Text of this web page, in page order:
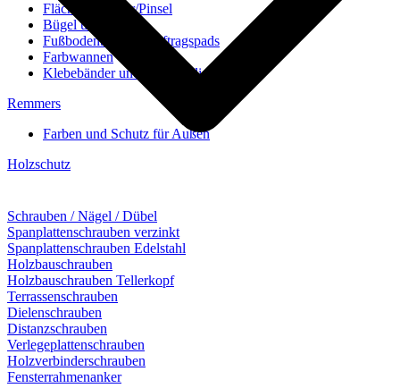
Flächenstreicher/Pinsel
Bügel und Rollen
Fußbodenbürsten/Auftragspads
Farbwannen
Klebebänder und Abdeckvlies
Remmers
Farben und Schutz für Außen
Holzschutz
Schrauben / Nägel / Dübel
Spanplattenschrauben verzinkt
Spanplattenschrauben Edelstahl
Holzbauschrauben
Holzbauschrauben Tellerkopf
Terrassenschrauben
Dielenschrauben
Distanzschrauben
Verlegeplattenschrauben
Holzverbinderschrauben
Fensterrahmenanker